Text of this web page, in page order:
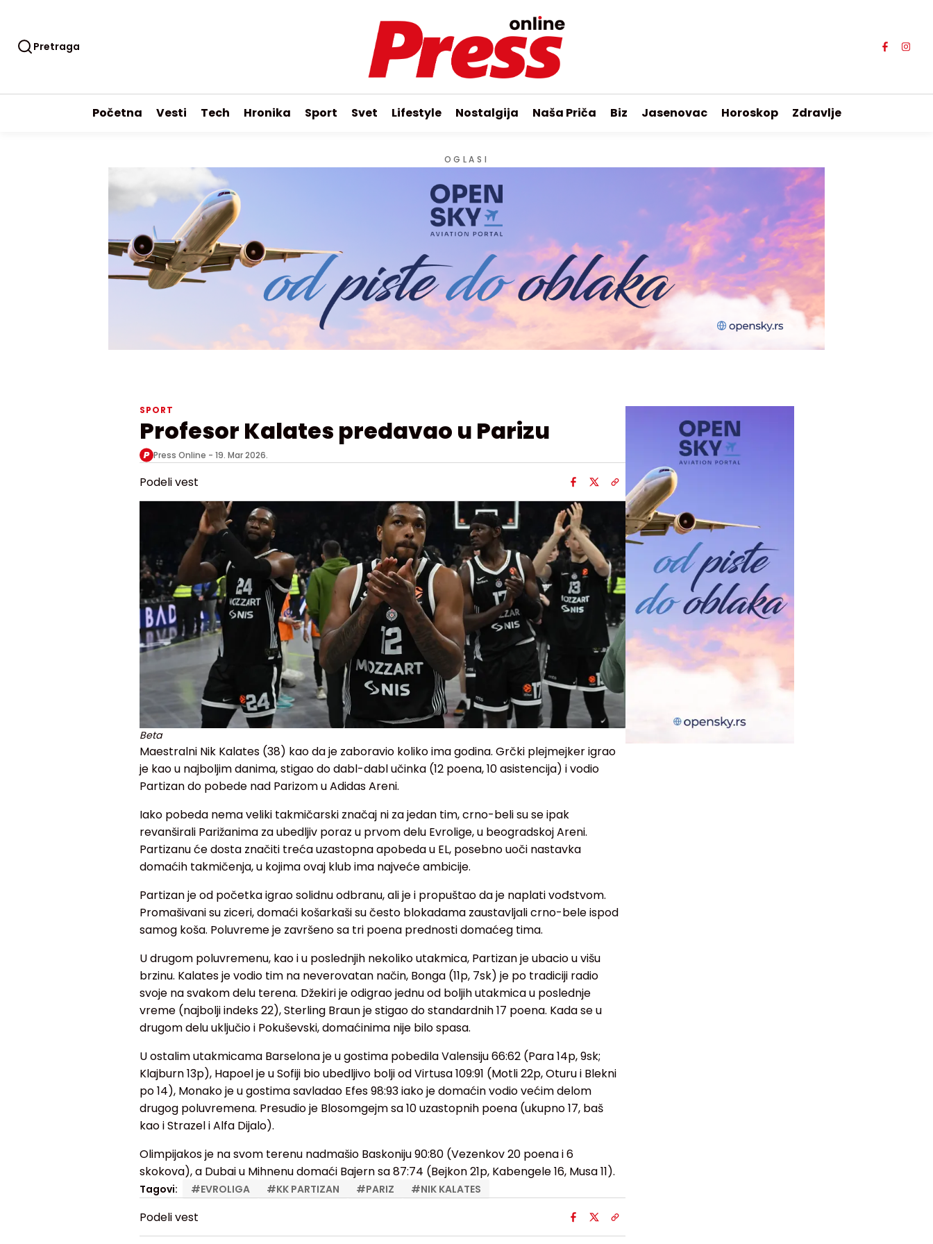
Pretraga
Početna Vesti Tech Hronika Sport Svet Lifestyle Nostalgija Naša Priča Biz Jasenovac Horoskop Zdravlje
OGLASI
SPORT
Profesor Kalates predavao u Parizu
Press Online - 19. Mar 2026.
Podeli vest
Beta
Maestralni Nik Kalates (38) kao da je zaboravio koliko ima godina. Grčki plejmejker igrao
je kao u najboljim danima, stigao do dabl-dabl učinka (12 poena, 10 asistencija) i vodio
Partizan do pobede nad Parizom u Adidas Areni.
Iako pobeda nema veliki takmičarski značaj ni za jedan tim, crno-beli su se ipak
revanširali Parižanima za ubedljiv poraz u prvom delu Evrolige, u beogradskoj Areni.
Partizanu će dosta značiti treća uzastopna apobeda u EL, posebno uoči nastavka
domaćih takmičenja, u kojima ovaj klub ima najveće ambicije.
Partizan je od početka igrao solidnu odbranu, ali je i propuštao da je naplati vođstvom.
Promašivani su ziceri, domaći košarkaši su često blokadama zaustavljali crno-bele ispod
samog koša. Poluvreme je završeno sa tri poena prednosti domaćeg tima.
U drugom poluvremenu, kao i u poslednjih nekoliko utakmica, Partizan je ubacio u višu
brzinu. Kalates je vodio tim na neverovatan način, Bonga (11p, 7sk) je po tradiciji radio
svoje na svakom delu terena. Džekiri je odigrao jednu od boljih utakmica u poslednje
vreme (najbolji indeks 22), Sterling Braun je stigao do standardnih 17 poena. Kada se u
drugom delu uključio i Pokuševski, domaćinima nije bilo spasa.
U ostalim utakmicama Barselona je u gostima pobedila Valensiju 66:62 (Para 14p, 9sk;
Klajburn 13p), Hapoel je u Sofiji bio ubedljivo bolji od Virtusa 109:91 (Motli 22p, Oturu i Blekni
po 14), Monako je u gostima savladao Efes 98:93 iako je domaćin vodio većim delom
drugog poluvremena. Presudio je Blosomgejm sa 10 uzastopnih poena (ukupno 17, baš
kao i Strazel i Alfa Dijalo).
Olimpijakos je na svom terenu nadmašio Baskoniju 90:80 (Vezenkov 20 poena i 6
skokova), a Dubai u Mihnenu domaći Bajern sa 87:74 (Bejkon 21p, Kabengele 16, Musa 11).
Tagovi: #EVROLIGA #KK PARTIZAN #PARIZ #NIK KALATES
Podeli vest